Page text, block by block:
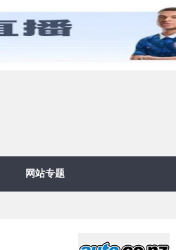
网站专题